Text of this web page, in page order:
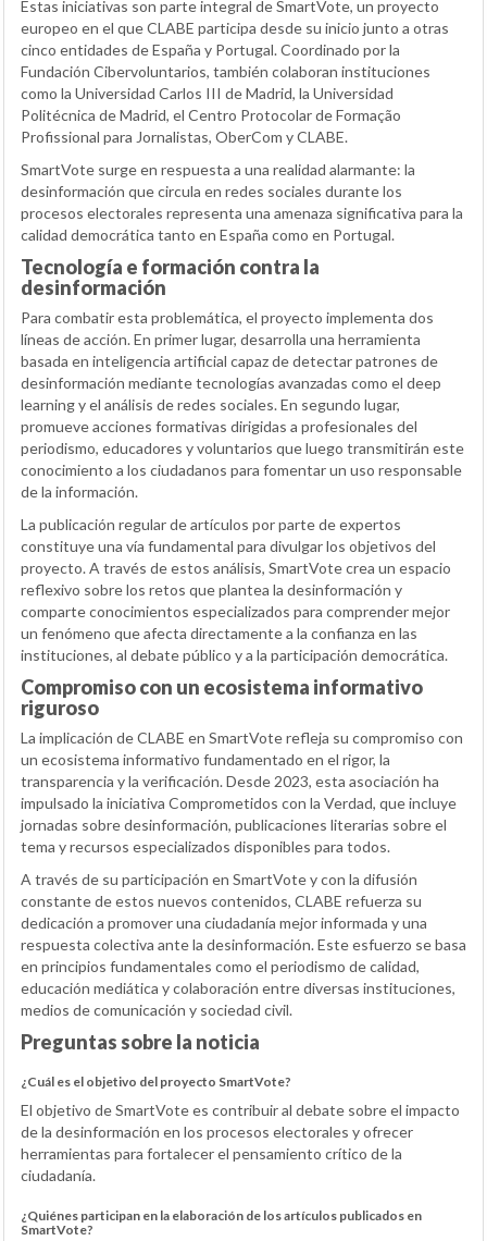
Estas iniciativas son parte integral de SmartVote, un proyecto
europeo en el que CLABE participa desde su inicio junto a otras
cinco entidades de España y Portugal. Coordinado por la
Fundación Cibervoluntarios, también colaboran instituciones
como la Universidad Carlos III de Madrid, la Universidad
Politécnica de Madrid, el Centro Protocolar de Formação
Profissional para Jornalistas, OberCom y CLABE.
SmartVote surge en respuesta a una realidad alarmante: la
desinformación que circula en redes sociales durante los
procesos electorales representa una amenaza significativa para la
calidad democrática tanto en España como en Portugal.
Tecnología e formación contra la
desinformación
Para combatir esta problemática, el proyecto implementa dos
líneas de acción. En primer lugar, desarrolla una herramienta
basada en inteligencia artificial capaz de detectar patrones de
desinformación mediante tecnologías avanzadas como el deep
learning y el análisis de redes sociales. En segundo lugar,
promueve acciones formativas dirigidas a profesionales del
periodismo, educadores y voluntarios que luego transmitirán este
conocimiento a los ciudadanos para fomentar un uso responsable
de la información.
La publicación regular de artículos por parte de expertos
constituye una vía fundamental para divulgar los objetivos del
proyecto. A través de estos análisis, SmartVote crea un espacio
reflexivo sobre los retos que plantea la desinformación y
comparte conocimientos especializados para comprender mejor
un fenómeno que afecta directamente a la confianza en las
instituciones, al debate público y a la participación democrática.
Compromiso con un ecosistema informativo
riguroso
La implicación de CLABE en SmartVote refleja su compromiso con
un ecosistema informativo fundamentado en el rigor, la
transparencia y la verificación. Desde 2023, esta asociación ha
impulsado la iniciativa Comprometidos con la Verdad, que incluye
jornadas sobre desinformación, publicaciones literarias sobre el
tema y recursos especializados disponibles para todos.
A través de su participación en SmartVote y con la difusión
constante de estos nuevos contenidos, CLABE refuerza su
dedicación a promover una ciudadanía mejor informada y una
respuesta colectiva ante la desinformación. Este esfuerzo se basa
en principios fundamentales como el periodismo de calidad,
educación mediática y colaboración entre diversas instituciones,
medios de comunicación y sociedad civil.
Preguntas sobre la noticia
¿Cuál es el objetivo del proyecto SmartVote?
El objetivo de SmartVote es contribuir al debate sobre el impacto
de la desinformación en los procesos electorales y ofrecer
herramientas para fortalecer el pensamiento crítico de la
ciudadanía.
¿Quiénes participan en la elaboración de los artículos publicados en
SmartVote?